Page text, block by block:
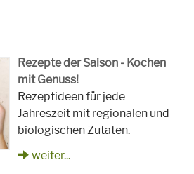
Rezepte der Saison - Kochen
mit Genuss!
Rezeptideen für jede
Jahreszeit mit regionalen und
biologischen Zutaten.
weiter...